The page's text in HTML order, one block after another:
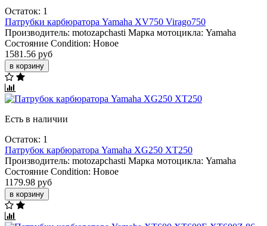
Остаток: 1
Патрубки карбюратора Yamaha XV750 Virago750
Производитель: motozapchasti Марка мотоцикла: Yamaha
Состояние Condition: Новое
1581.56 руб
в корзину
Есть в наличии
Остаток: 1
Патрубок карбюратора Yamaha XG250 XT250
Производитель: motozapchasti Марка мотоцикла: Yamaha
Состояние Condition: Новое
1179.98 руб
в корзину